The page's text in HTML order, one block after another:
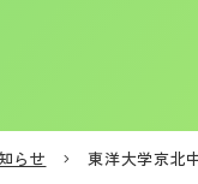
らせ 東洋大学京北